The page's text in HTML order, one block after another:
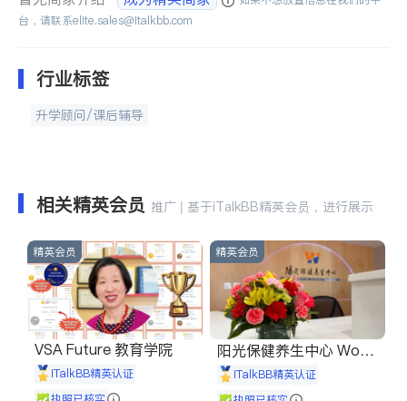
台，请联系elite.sales@italkbb.com
行业标签
升学顾问/课后辅导
相关精英会员 推广 | 基于iTalkBB精英会员，进行展示
精英会员
VSA Future 教育学院
iTalkBB精英认证
精英会员
阳光保健养生中心 World
shine
iTalkBB精英认证